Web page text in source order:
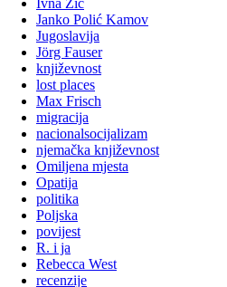
Janko Polić Kamov
Jugoslavija
Jörg Fauser
književnost
lost places
Max Frisch
migracija
nacionalsocijalizam
njemačka književnost
Omiljena mjesta
Opatija
politika
Poljska
povijest
R. i ja
Rebecca West
recenzije